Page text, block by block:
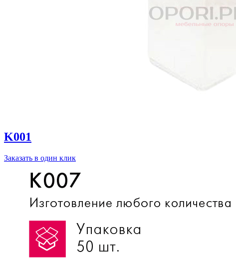
K001
Заказать в один клик